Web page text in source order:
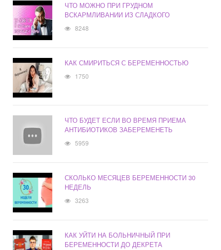
ЧТО МОЖНО ПРИ ГРУДНОМ
ВСКАРМЛИВАНИИ ИЗ СЛАДКОГО
8248
КАК СМИРИТЬСЯ С БЕРЕМЕННОСТЬЮ
1750
ЧТО БУДЕТ ЕСЛИ ВО ВРЕМЯ ПРИЕМА
АНТИБИОТИКОВ ЗАБЕРЕМЕНЕТЬ
5959
СКОЛЬКО МЕСЯЦЕВ БЕРЕМЕННОСТИ 30
НЕДЕЛЬ
3263
КАК УЙТИ НА БОЛЬНИЧНЫЙ ПРИ
БЕРЕМЕННОСТИ ДО ДЕКРЕТА